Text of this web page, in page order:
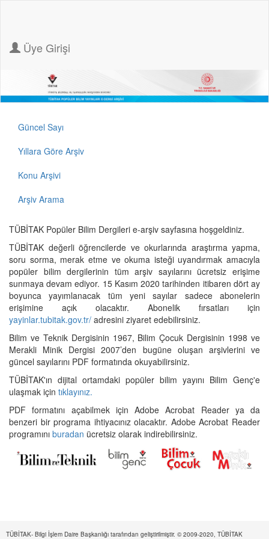
Üye Girişi
Güncel Sayı
Yıllara Göre Arşiv
Konu Arşivi
Arşiv Arama
TÜBİTAK Popüler Bilim Dergileri e-arşiv sayfasına hoşgeldiniz.
TÜBİTAK değerli öğrencilerde ve okurlarında araştırma yapma,
soru sorma, merak etme ve okuma isteği uyandırmak amacıyla
popüler bilim dergilerinin tüm arşiv sayılarını ücretsiz erişime
sunmaya devam ediyor. 15 Kasım 2020 tarihinden itibaren dört ay
boyunca yayımlanacak tüm yeni sayılar sadece abonelerin
erişimine açık olacaktır. Abonelik fırsatları için
yayinlar.tubitak.gov.tr/ adresini ziyaret edebilirsiniz.
Bilim ve Teknik Dergisinin 1967, Bilim Çocuk Dergisinin 1998 ve
Merakli Minik Dergisi 2007’den bugüne oluşan arşivlerini ve
güncel sayılarını PDF formatında okuyabilirsiniz.
TÜBİTAK'ın dijital ortamdaki popüler bilim yayını Bilim Genç'e
ulaşmak için tıklayınız.
PDF formatını açabilmek için Adobe Acrobat Reader ya da
benzeri bir programa ihtiyacınız olacaktır. Adobe Acrobat Reader
programını buradan ücretsiz olarak indirebilirsiniz.
TÜBİTAK- Bilgi İşlem Daire Başkanlığı tarafından geliştirilmiştir. © 2009-2020, TÜBİTAK